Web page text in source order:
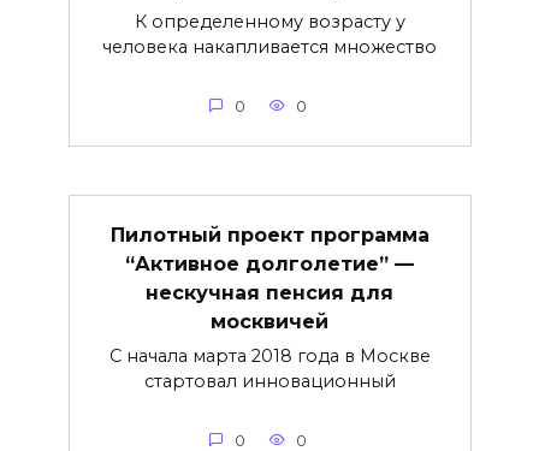
К определенному возрасту у
человека накапливается множество
0 0
Пилотный проект программа
“Активное долголетие” —
нескучная пенсия для
москвичей
С начала марта 2018 года в Москве
стартовал инновационный
0 0